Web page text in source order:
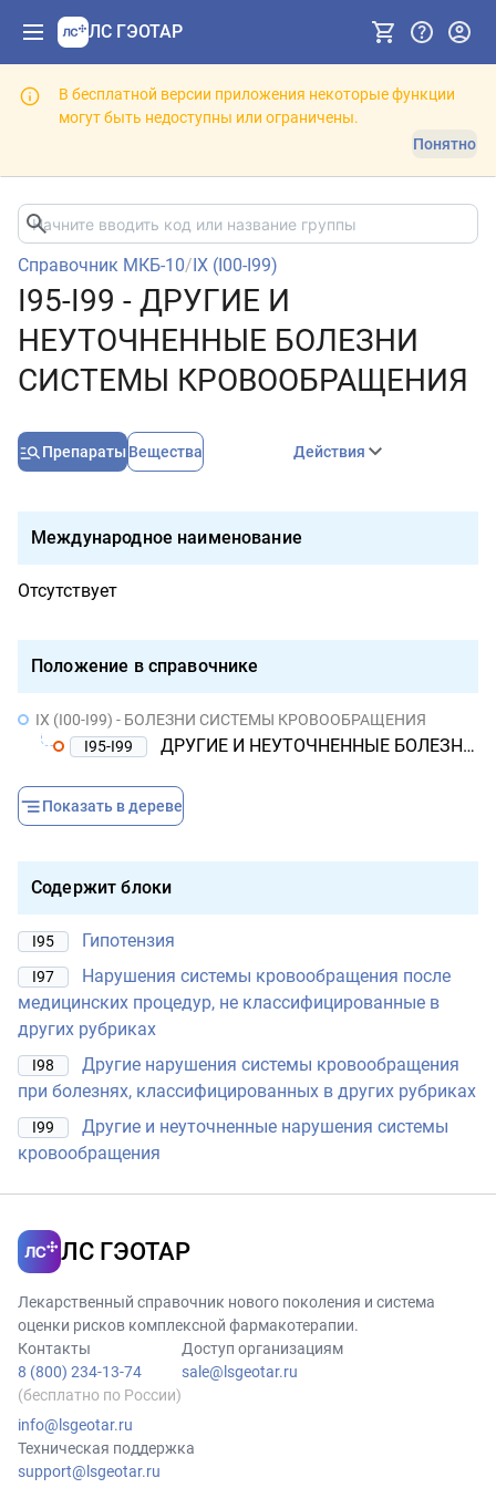
ЛС ГЭОТАР
В бесплатной версии приложения некоторые функции
могут быть недоступны или ограничены.
Понятно
Справочник МКБ-10/IX (I00-I99)
I95-I99 - ДРУГИЕ И
НЕУТОЧНЕННЫЕ БОЛЕЗНИ
СИСТЕМЫ КРОВООБРАЩЕНИЯ
Препараты Вещества Действия
Международное наименование
Отсутствует
Положение в справочнике
IX (I00-I99) - БОЛЕЗНИ СИСТЕМЫ КРОВООБРАЩЕНИЯ
I95-I99
ДРУГИЕ И НЕУТОЧНЕННЫЕ БОЛЕЗНИ СИСТЕМЫ КРОВООБРАЩЕНИЯ
Показать в дереве
Содержит блоки
I95 Гипотензия
I97
Нарушения системы кровообращения после
медицинских процедур, не классифицированные в
других рубриках
I98
Другие нарушения системы кровообращения
при болезнях, классифицированных в других рубриках
I99
Другие и неуточненные нарушения системы
кровообращения
ЛС ГЭОТАР
Лекарственный справочник нового поколения и система
оценки рисков комплексной фармакотерапии.
Контакты
8 (800) 234-13-74
(бесплатно по России)
info@lsgeotar.ru
Доступ организациям
sale@lsgeotar.ru
Техническая поддержка
support@lsgeotar.ru